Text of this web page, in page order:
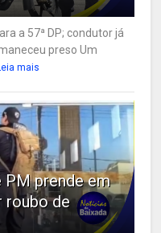
a 57ª DP; condutor já
preso Um
mais
PM prende em
roubo de